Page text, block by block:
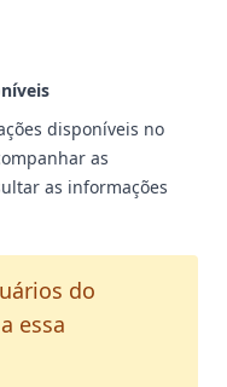
disponíveis no
as
as informações
do
essa